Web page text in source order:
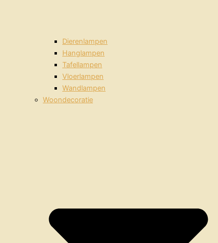
Dierenlampen
Hanglampen
Tafellampen
Vloerlampen
Wandlampen
Woondecoratie